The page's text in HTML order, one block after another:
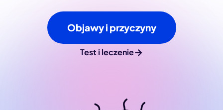
Objawy i przyczyny
Test i leczenie→